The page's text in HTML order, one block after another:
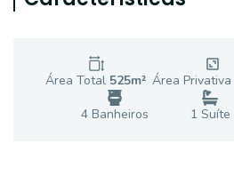
Área Total 525m² Área Privativa
4 Banheiros 1 Suíte